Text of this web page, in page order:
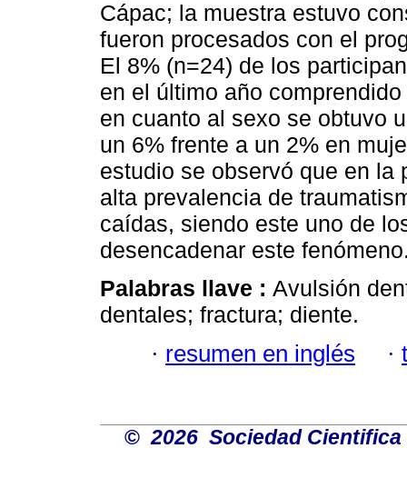
Cápac; la muestra estuvo
fueron procesados con el
El 8% (n=24) de los
en el último año
en cuanto al sexo se obtuvo
un 6% frente a un 2% en
estudio se observó que en la
alta prevalencia de
caídas, siendo este uno de
desencadenar este
Palabras llave : Avulsión
dentales; fractura; diente.
· resumen en inglés ·
© 2026 Sociedad Cientifica